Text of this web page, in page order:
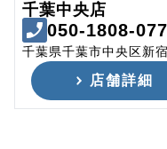
千葉中央店
050-1808-
千葉県千葉市中央区新
店舗詳細